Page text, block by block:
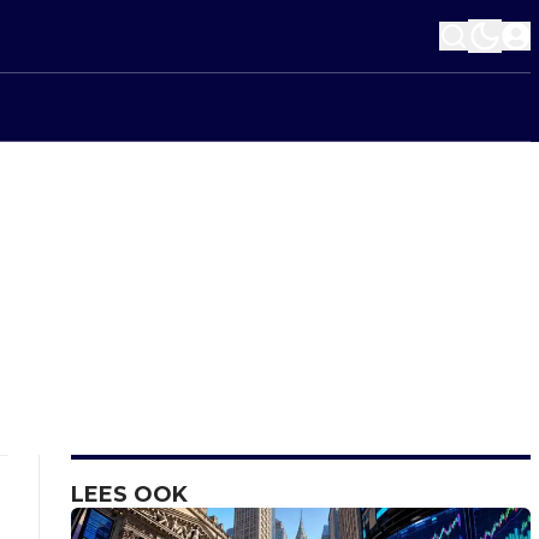
LEES OOK